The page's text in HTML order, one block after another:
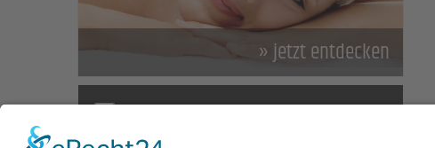
» jetzt entdecken
NEWSLETTER ANMELDEN